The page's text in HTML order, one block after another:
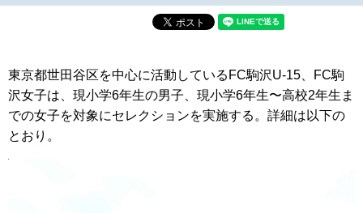
東京都世田谷区を中心に活動しているFC駒沢U-15、FC駒
沢女子は、現小学6年生の男子、現小学6年生〜高校2年生ま
での女子を対象にセレクションを実施する。詳細は以下の
とおり。